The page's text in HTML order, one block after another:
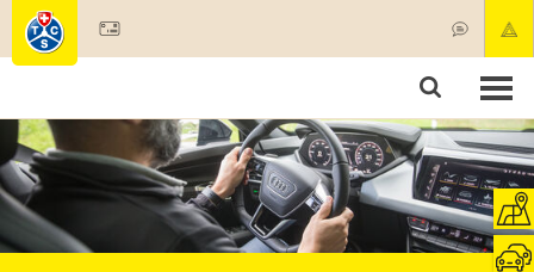
Mitgliedschaft & Leistungen
Test, Sicherheit & Gesundheit